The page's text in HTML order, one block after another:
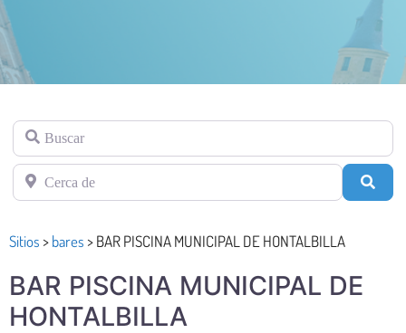
Buscar
Cerca de
Sitios >bares >BAR PISCINA MUNICIPAL DE HONTALBILLA
BAR PISCINA MUNICIPAL DE
HONTALBILLA